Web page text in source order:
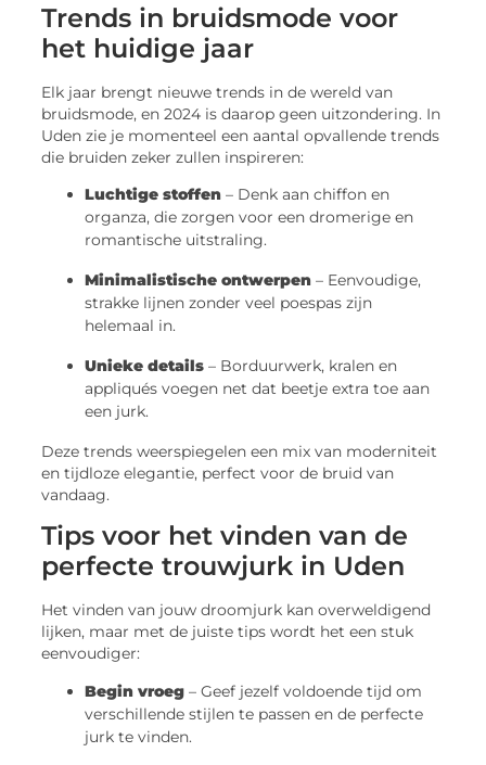
Trends in bruidsmode voor
het huidige jaar
Elk jaar brengt nieuwe trends in de wereld van
bruidsmode, en 2024 is daarop geen uitzondering. In
Uden zie je momenteel een aantal opvallende trends
die bruiden zeker zullen inspireren:
Luchtige stoffen – Denk aan chiffon en
organza, die zorgen voor een dromerige en
romantische uitstraling.
Minimalistische ontwerpen – Eenvoudige,
strakke lijnen zonder veel poespas zijn
helemaal in.
Unieke details – Borduurwerk, kralen en
appliqués voegen net dat beetje extra toe aan
een jurk.
Deze trends weerspiegelen een mix van moderniteit
en tijdloze elegantie, perfect voor de bruid van
vandaag.
Tips voor het vinden van de
perfecte trouwjurk in Uden
Het vinden van jouw droomjurk kan overweldigend
lijken, maar met de juiste tips wordt het een stuk
eenvoudiger:
Begin vroeg – Geef jezelf voldoende tijd om
verschillende stijlen te passen en de perfecte
jurk te vinden.